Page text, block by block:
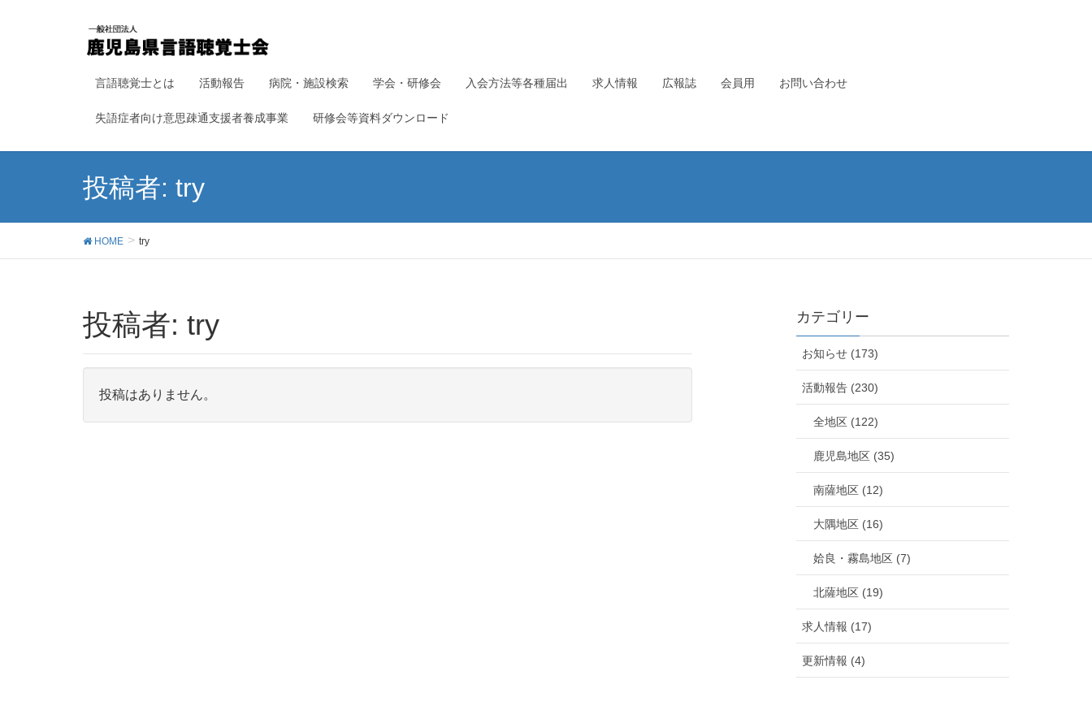
言語聴覚士とは 活動報告 病院・施設検索 学会・研修会 入会方法等各種届出 求人情報 広報誌 会員用 お問い合わせ
失語症者向け意思疎通支援者養成事業 研修会等資料ダウンロード
投稿者: try
HOME try
投稿者: try
投稿はありません。
カテゴリー
お知らせ (173)
活動報告 (230)
全地区 (122)
鹿児島地区 (35)
南薩地区 (12)
大隅地区 (16)
姶良・霧島地区 (7)
北薩地区 (19)
求人情報 (17)
更新情報 (4)